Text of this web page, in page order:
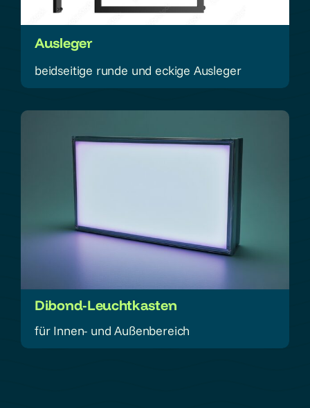
Ausleger
beidseitige runde und eckige Ausleger
Dibond-Leuchtkasten
für Innen- und Außenbereich